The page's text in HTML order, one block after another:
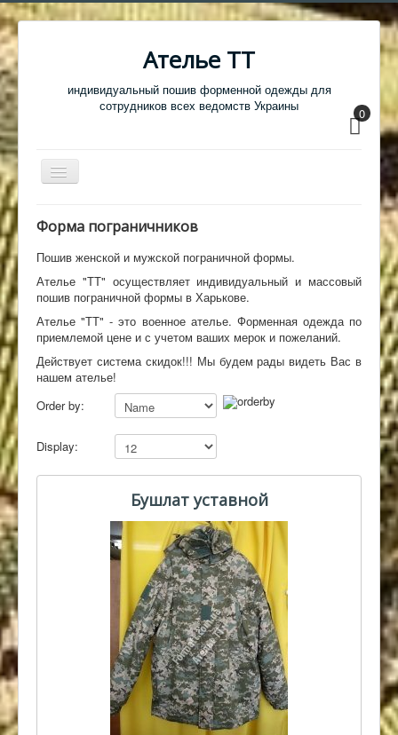
Ателье ТТ
индивидуальный пошив форменной одежды для
сотрудников всех ведомств Украины
0
Перемикач
навігації
Обувь
Атрибутика
Головные уборы
Образцы тканей
Форма пограничников
Пошив женской и мужской пограничной формы.
Ателье "ТТ" осуществляет индивидуальный и массовый
пошив пограничной формы в Харькове.
Ателье "ТТ" - это военное ателье. Форменная одежда по
приемлемой цене и с учетом ваших мерок и пожеланий.
Действует система скидок!!! Мы будем рады видеть Вас в
нашем ателье!
Order by:
Display:
Бушлат уставной